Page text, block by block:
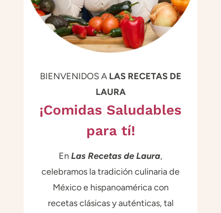
BIENVENIDOS A LAS RECETAS DE
LAURA
¡Comidas Saludables
para tí!
En Las Recetas de Laura,
celebramos la tradición culinaria de
México e hispanoamérica con
recetas clásicas y auténticas, tal